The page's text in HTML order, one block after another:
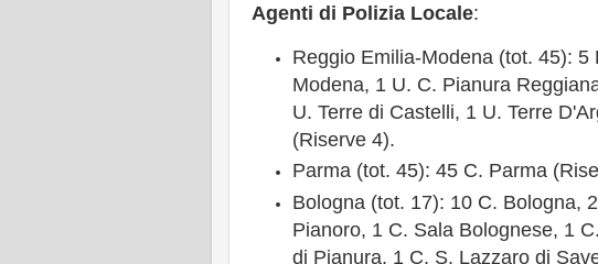
Agenti di Polizia Locale:
Reggio Emilia-Modena (tot. 45): 5
Modena, 1 U. C. Pianura
U. Terre di Castelli, 1 U. Terre
(Riserve 4).
Parma (tot. 45): 45 C. Parma
Bologna (tot. 17): 10 C. Bologna,
Pianoro, 1 C. Sala Bolognese, 1
di Pianura, 1 C. S. Lazzaro di